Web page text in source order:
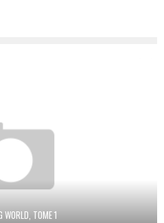
WORLD, TOME 1